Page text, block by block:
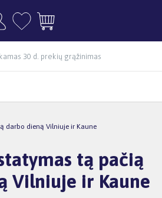
30 d. prekių grąžinimas
darbo dieną Vilniuje ir Kaune
tą pačią
Vilniuje ir Kaune